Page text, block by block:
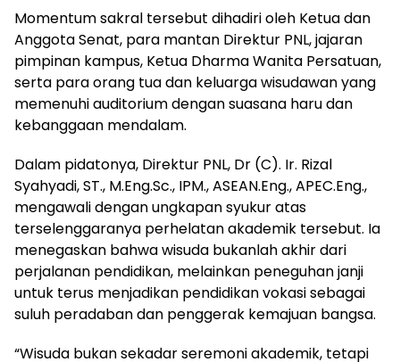
Momentum sakral tersebut dihadiri oleh Ketua dan
Anggota Senat, para mantan Direktur PNL, jajaran
pimpinan kampus, Ketua Dharma Wanita Persatuan,
serta para orang tua dan keluarga wisudawan yang
memenuhi auditorium dengan suasana haru dan
kebanggaan mendalam.
Dalam pidatonya, Direktur PNL, Dr (C). Ir. Rizal
Syahyadi, ST., M.Eng.Sc., IPM., ASEAN.Eng., APEC.Eng.,
mengawali dengan ungkapan syukur atas
terselenggaranya perhelatan akademik tersebut. Ia
menegaskan bahwa wisuda bukanlah akhir dari
perjalanan pendidikan, melainkan peneguhan janji
untuk terus menjadikan pendidikan vokasi sebagai
suluh peradaban dan penggerak kemajuan bangsa.
“Wisuda bukan sekadar seremoni akademik, tetapi